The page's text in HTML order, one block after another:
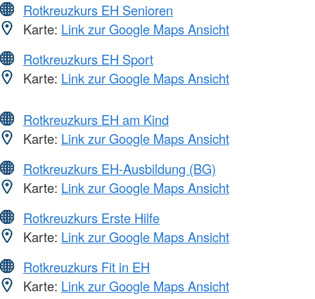
Rotkreuzkurs EH Senioren
Karte: Link zur Google Maps Ansicht
Rotkreuzkurs EH Sport
Karte: Link zur Google Maps Ansicht
Rotkreuzkurs EH am Kind
Karte: Link zur Google Maps Ansicht
Rotkreuzkurs EH-Ausbildung (BG)
Karte: Link zur Google Maps Ansicht
Rotkreuzkurs Erste Hilfe
Karte: Link zur Google Maps Ansicht
Rotkreuzkurs Fit in EH
Karte: Link zur Google Maps Ansicht